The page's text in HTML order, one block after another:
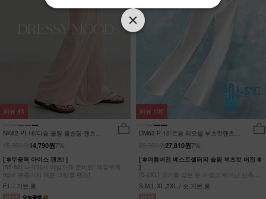
NK62-PI-16/디슬 쿨링 올밴딩 팬츠
7%
14,790원
[ ❄️무중력 아이스 팬츠! ]
[55-88] 나크에서 야심차게 준비한! 체감무게
0g에 주름까지 예쁜 크링클 팬츠!
F,L / 기본,롱
리뷰 43
DM62-P-10/르솜 리오셀 부츠컷팬츠
7%
27,810원
[ ❄️여름버전 베스트셀러의 슬림 부츠컷 버전 ❄️
]
[S-2XL] 공기를 입은 듯 가볍고 뛰어난 신축성
원단에 슬림함을 더한 부츠컷 팬츠!
S,M,L,XL,2XL / 숏,기본,롱
리뷰 100